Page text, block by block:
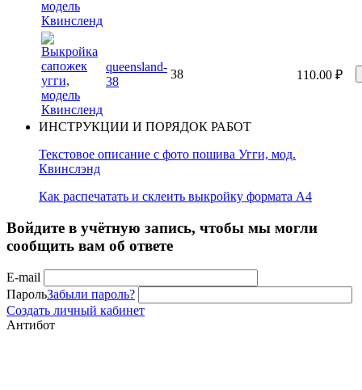
queensland-
38
38 110.00 ₽
ИНСТРУКЦИИ И ПОРЯДОК РАБОТ
Текстовое описание с фото пошива Угги, мод.
Квинслэнд
Как распечатать и склеить выкройку формата А4
Войдите в учётную запись, чтобы мы могли
сообщить вам об ответе
E-mail
ПарольЗабыли пароль?
Создать личный кабинет
Антибот